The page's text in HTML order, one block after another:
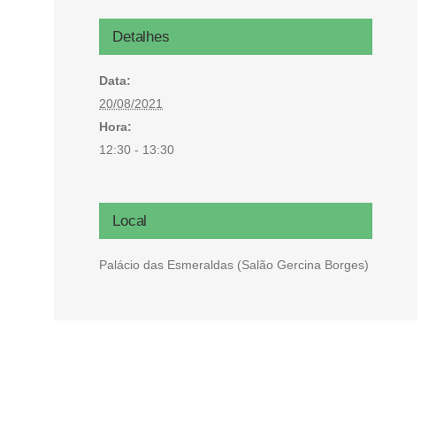
Microcrédito
Para MEI, microempresas e pessoas físicas (feirantes
Detalhes
Data:
20/08/2021
Hora:
12:30 - 13:30
Local
Palácio das Esmeraldas (Salão Gercina Borges)